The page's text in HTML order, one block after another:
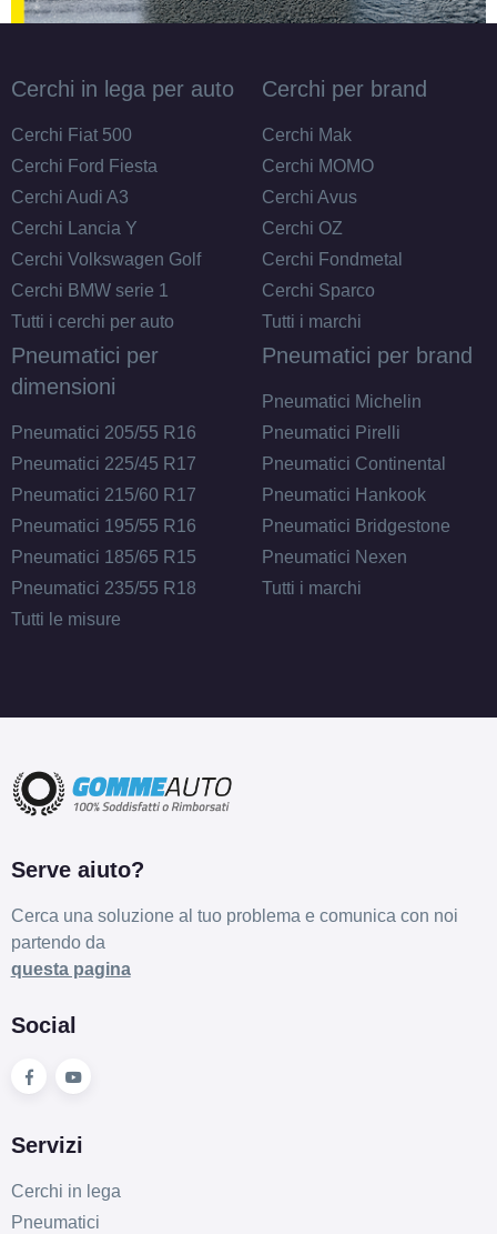
Cerchi in lega per auto
Cerchi Fiat 500
Cerchi Ford Fiesta
Cerchi Audi A3
Cerchi Lancia Y
Cerchi Volkswagen Golf
Cerchi BMW serie 1
Tutti i cerchi per auto
Cerchi per brand
Cerchi Mak
Cerchi MOMO
Cerchi Avus
Cerchi OZ
Cerchi Fondmetal
Cerchi Sparco
Tutti i marchi
Pneumatici per
dimensioni
Pneumatici 205/55 R16
Pneumatici 225/45 R17
Pneumatici 215/60 R17
Pneumatici 195/55 R16
Pneumatici 185/65 R15
Pneumatici 235/55 R18
Tutti le misure
Pneumatici per brand
Pneumatici Michelin
Pneumatici Pirelli
Pneumatici Continental
Pneumatici Hankook
Pneumatici Bridgestone
Pneumatici Nexen
Tutti i marchi
Serve aiuto?
Cerca una soluzione al tuo problema e comunica con noi
partendo da
questa pagina
Social
Servizi
Cerchi in lega
Pneumatici